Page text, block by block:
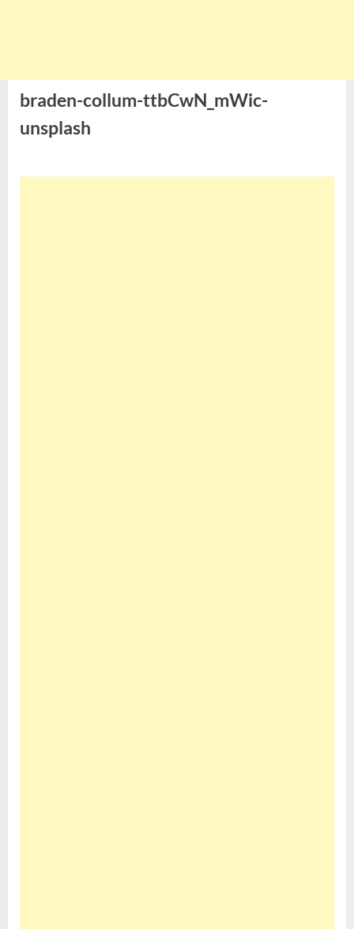
braden-collum-ttbCwN_mWic-
unsplash